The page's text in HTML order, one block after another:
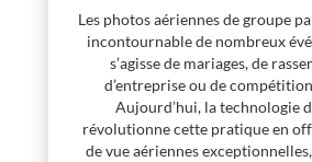
Les photos aériennes de groupe
incontournable de nombreux
s’agisse de mariages, de
d’entreprise ou de
Aujourd’hui, la technologie
révolutionne cette pratique en
de vue aériennes